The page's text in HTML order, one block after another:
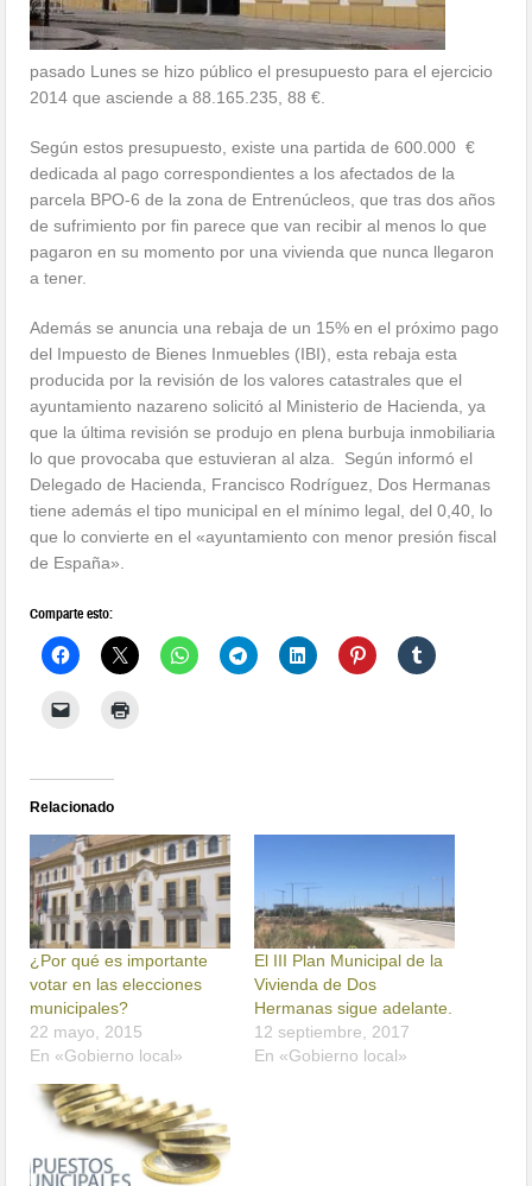
pasado Lunes se hizo público el presupuesto para el ejercicio
2014 que asciende a 88.165.235, 88 €.
Según estos presupuesto, existe una partida de 600.000 €
dedicada al pago correspondientes a los afectados de la
parcela BPO-6 de la zona de Entrenúcleos, que tras dos años
de sufrimiento por fin parece que van recibir al menos lo que
pagaron en su momento por una vivienda que nunca llegaron
a tener.
Además se anuncia una rebaja de un 15% en el próximo pago
del Impuesto de Bienes Inmuebles (IBI), esta rebaja esta
producida por la revisión de los valores catastrales que el
ayuntamiento nazareno solicitó al Ministerio de Hacienda, ya
que la última revisión se produjo en plena burbuja inmobiliaria
lo que provocaba que estuvieran al alza. Según informó el
Delegado de Hacienda, Francisco Rodríguez, Dos Hermanas
tiene además el tipo municipal en el mínimo legal, del 0,40, lo
que lo convierte en el «ayuntamiento con menor presión fiscal
de España».
Comparte esto:
Relacionado
¿Por qué es importante
votar en las elecciones
municipales?
22 mayo, 2015
En «Gobierno local»
El III Plan Municipal de la
Vivienda de Dos
Hermanas sigue adelante.
12 septiembre, 2017
En «Gobierno local»